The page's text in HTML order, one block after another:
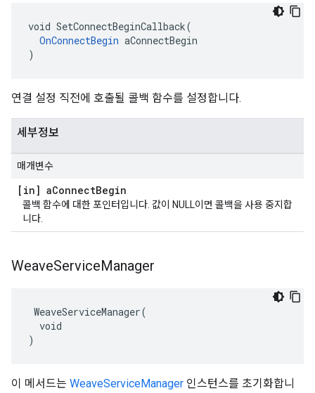
void SetConnectBeginCallback(
OnConnectBegin aConnectBegin
)
연결 설정 직전에 호출될 콜백 함수를 설정합니다.
세부정보
매개변수
[in] aConnectBegin
콜백 함수에 대한 포인터입니다. 값이 NULL이면 콜백을 사용 중지합
니다.
WeaveServiceManager
WeaveServiceManager(
  void
)
이 메서드는 WeaveServiceManager 인스턴스를 초기화합니